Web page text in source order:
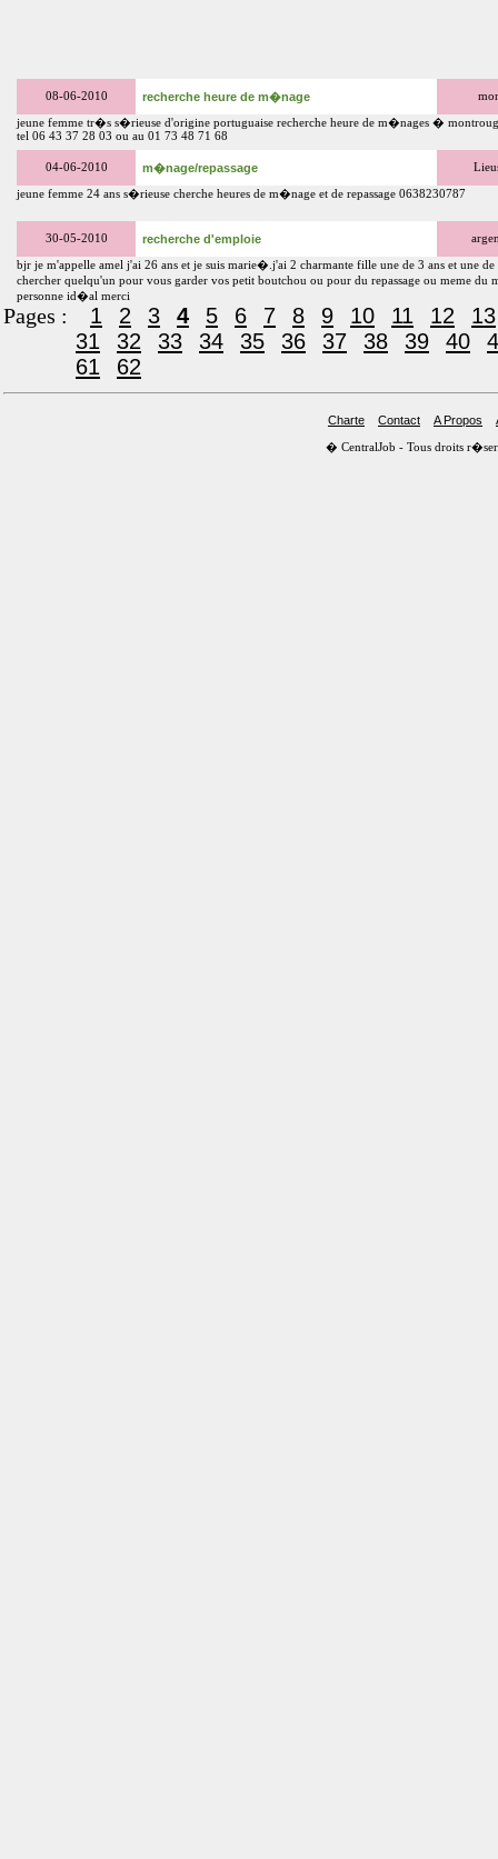
08-06-2010 recherche heure de m�nage
jeune femme tr�s s�rieuse d'origine portuguaise recherche heure de m�nages �
tel 06 43 37 28 03 ou au 01 73 48 71 68
04-06-2010 m�nage/repassage
jeune femme 24 ans s�rieuse cherche heures de m�nage et de repassage 0638230787
30-05-2010 recherche d'emploie
bjr je m'appelle amel j'ai 26 ans et je suis marie�.j'ai 2 charmante fille une de 3 ans et une de
chercher quelqu'un pour vous garder vos petit boutchou ou pour du repassage ou meme du
personne id�al merci
Pages : 1 2 3 4 5 6 7 8 9 10 11 12
13
31
32 33 34 35 36 37 38 39 40
61
62
Charte Contact A Propos
� CentralJob - Tous droits